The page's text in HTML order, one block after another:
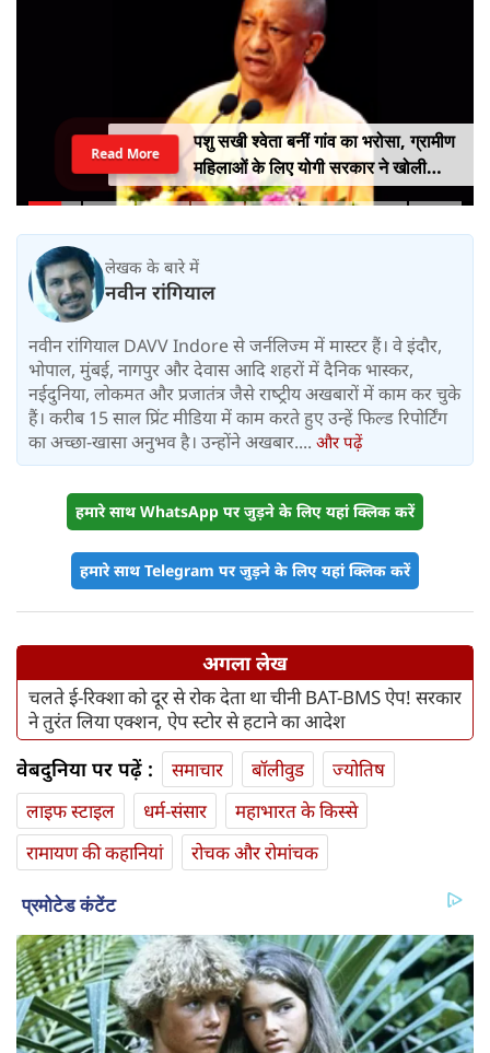
पशु सखी श्वेता बनीं गांव का भरोसा, ग्रामीण
महिलाओं के लिए योगी सरकार ने खोली
आत्मनिर्भरता की राह
Read More
लेखक के बारे में
नवीन रांगियाल
नवीन रांगियाल DAVV Indore से जर्नलिज्‍म में मास्‍टर हैं। वे इंदौर,
भोपाल, मुंबई, नागपुर और देवास आदि शहरों में दैनिक भास्‍कर,
नईदुनिया, लोकमत और प्रजातंत्र जैसे राष्‍ट्रीय अखबारों में काम कर चुके
हैं। करीब 15 साल प्रिंट मीडिया में काम करते हुए उन्‍हें फिल्‍ड रिपोर्टिंग
का अच्‍छा-खासा अनुभव है। उन्‍होंने अखबार.... और पढ़ें
हमारे साथ WhatsApp पर जुड़ने के लिए यहां क्लिक करें
हमारे साथ Telegram पर जुड़ने के लिए यहां क्लिक करें
अगला लेख
चलते ई-रिक्शा को दूर से रोक देता था चीनी BAT-BMS ऐप! सरकार
ने तुरंत लिया एक्शन, ऐप स्टोर से हटाने का आदेश
वेबदुनिया पर पढ़ें : समाचार बॉलीवुड
ज्योतिष
लाइफ स्‍टाइल
धर्म-संसार
महाभारत के किस्से
रामायण की कहानियां
रोचक और रोमांचक